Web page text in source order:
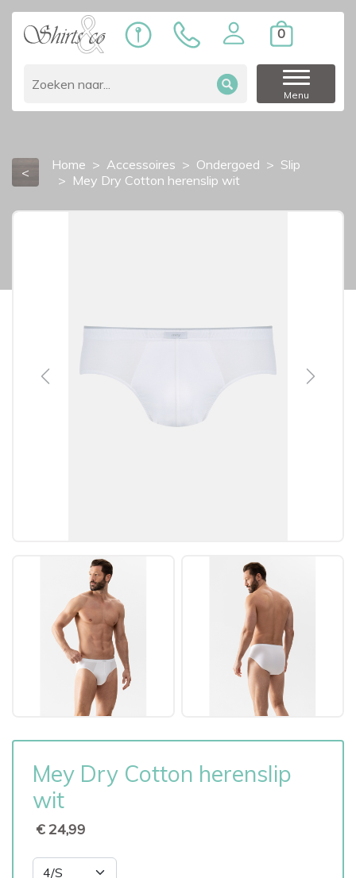
0
Menu
< Home Accessoires Ondergoed
Slip
Mey Dry Cotton herenslip wit
Previous Next
Mey Dry Cotton herenslip
wit
€ 24,99